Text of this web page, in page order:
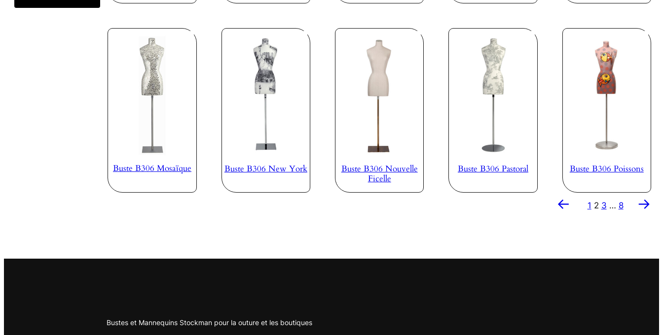
Buste B306 Mosaïque Buste B306 New York
Buste B306 Nouvelle
Ficelle
Buste B306 Pastoral Buste B306 Poissons
← 1 2 3 … 8 →
Bustes et Mannequins Stockman pour la outure et les boutiques